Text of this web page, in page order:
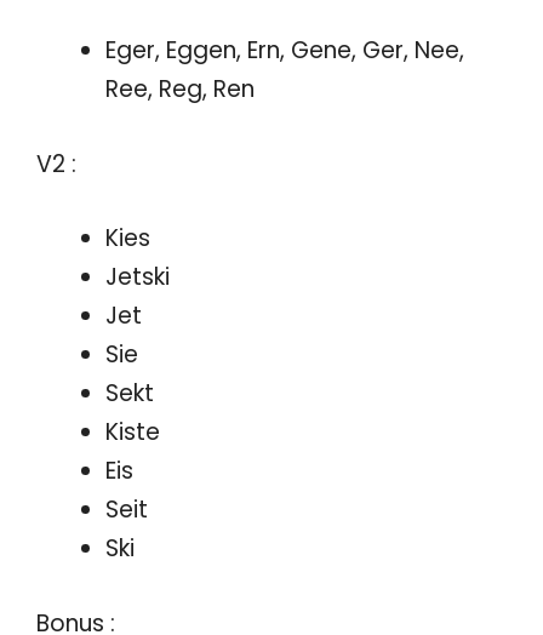
Eger, Eggen, Ern, Gene, Ger, Nee,
Ree, Reg, Ren
V2 :
Kies
Jetski
Jet
Sie
Sekt
Kiste
Eis
Seit
Ski
Bonus :